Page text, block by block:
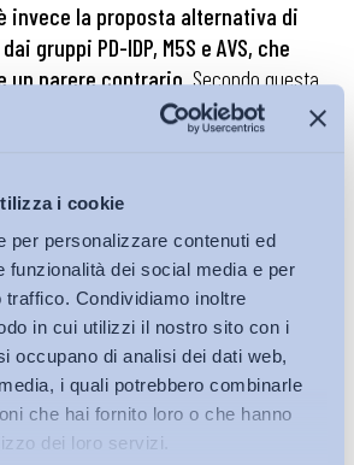
i cookie
per personalizzare contenuti ed
funzionalità dei social media e per
Condividiamo inoltre
in cui utilizzi il nostro sito con i
occupano di analisi dei dati web,
i quali potrebbero combinarle
che hai fornito loro o che hanno
dei loro servizi.
invece la proposta alternativa di
gruppi PD-IDP, M5S e AVS, che
un parere contrario. Secondo questa
di decreto ridurrebbe la portata
attraverso una serie di scelte
concentrano sull’ambito di
sulla definizione di “livello
troppo restrittiva perché escluderebbe
e premi individuali – e sulle
temporali degli obblighi di reporting,
dilatate.
e pareri parlamentari
che il dibattito sul recepimento